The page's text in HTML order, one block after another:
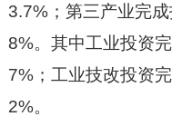
3.7%；第三产业完
8%。其中工业投资
7%；工业技改投资
2%。